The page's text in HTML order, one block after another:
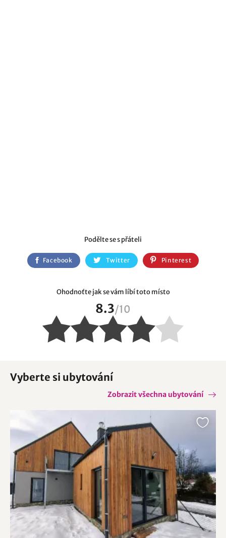
Ohodnoťte jak se vám líbí toto místo
8.3/10
Podělte se s přáteli
Facebook Twitter Pinterest
Vyberte si ubytování
Zobrazit všechna ubytování